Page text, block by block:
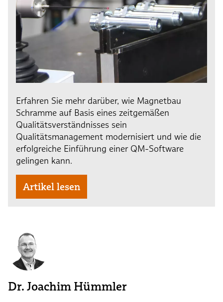
Erfahren Sie mehr darüber, wie Magnetbau
Schramme auf Basis eines zeitgemäßen
Qualitätsverständnisses sein
Qualitätsmanagement modernisiert und wie die
erfolgreiche Einführung einer QM-Software
gelingen kann.
Artikel lesen
Dr. Joachim Hümmler